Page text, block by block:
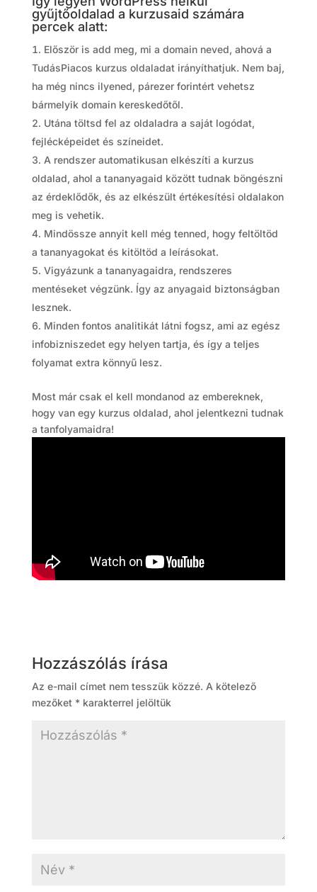
gyűjtőoldalad a kurzusaid számára
percek alatt:
Először is add meg, mi a domain neved, ahová a
TudásPiacos kurzus oldaladat irányíthatjuk. Nem baj,
ha még nincs ilyened, párezer forintért vehetsz
bármelyik domain kereskedőtől.
Utána töltsd fel az oldaladra a saját logódat,
fejlécképeidet és színeidet.
A rendszer automatikusan elkészíti a kurzus
oldalad, ahol a tananyagaid között tudnak böngészni
az érdeklődők, és az elkészült értékesítési oldalakon
meg is vehetik.
Mindössze annyit kell még tenned, hogy feltöltöd
a tananyagokat és kitöltöd a leírásokat.
Vigyázunk a tananyagaidra, rendszeres
mentéseket végzünk. Így az anyagaid biztonságban
lesznek.
Minden fontos analitikát látni fogsz, ami az egész
infobizniszedet egy helyen tartja, és így a teljes
folyamat extra könnyű lesz.
Most már csak el kell mondanod az embereknek,
hogy van egy kurzus oldalad, ahol jelentkezni tudnak
a tanfolyamaidra!
Hozzászólás írása
Az e-mail címet nem tesszük közzé. A kötelező
mezőket *karakterrel jelöltük